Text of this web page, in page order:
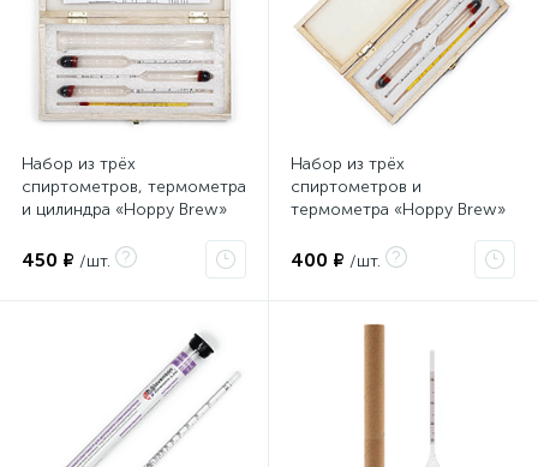
Набор из трёх
спиртометров, термометра
и цилиндра «Hoppy Brew»
450 ₽ /шт.
Набор из трёх
спиртометров и
термометра «Hoppy Brew»
(кейсе)
400 ₽ /шт.